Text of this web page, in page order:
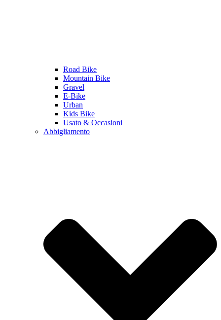
Road Bike
Mountain Bike
Gravel
E-Bike
Urban
Kids Bike
Usato & Occasioni
Abbigliamento